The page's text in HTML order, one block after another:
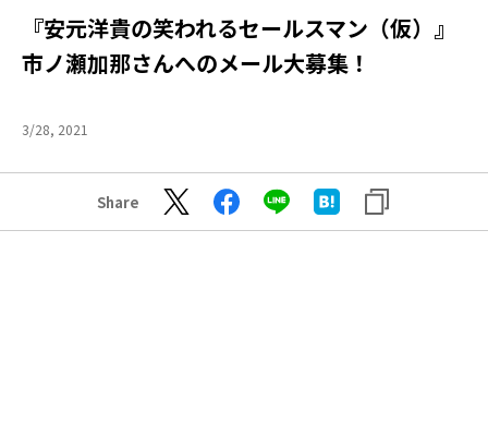
『安元洋貴の笑われるセールスマン（仮）』
市ノ瀬加那さんへのメール大募集！
3/28, 2021
Share